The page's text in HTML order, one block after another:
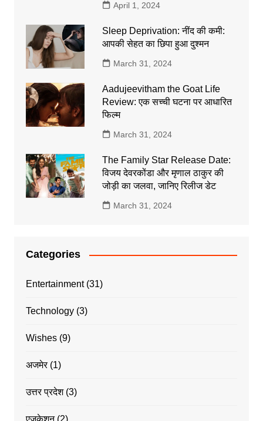
April 1, 2024
Sleep Deprivation: नींद की कमी:
आपकी सेहत का छिपा हुआ दुश्मन
March 31, 2024
Aadujeevitham the Goat Life
Review: एक सच्ची घटना पर आधारित
फिल्म
March 31, 2024
The Family Star Release Date:
विजय देवरकोंडा और मृणाल ठाकुर की
जोड़ी का जलवा, जानिए रिलीज डेट
March 31, 2024
Categories
Entertainment(31)
Technology(3)
Wishes(9)
अजमेर(1)
उत्तर प्रदेश(3)
एजुकेशन(2)